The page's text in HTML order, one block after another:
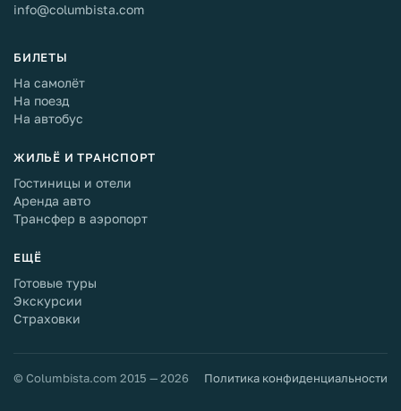
info@columbista.com
БИЛЕТЫ
На самолёт
На поезд
На автобус
ЖИЛЬЁ И ТРАНСПОРТ
Гостиницы и отели
Аренда авто
Трансфер в аэропорт
ЕЩЁ
Готовые туры
Экскурсии
Страховки
© Columbista.com 2015 — 2026 Политика конфиденциальности